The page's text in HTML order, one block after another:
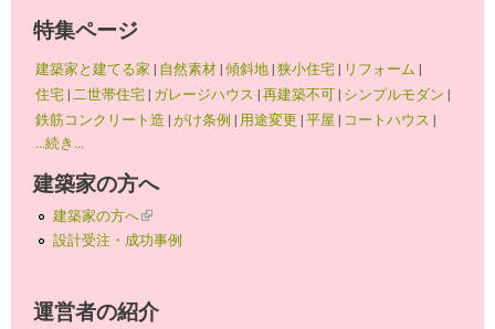
特集ページ
建築家と建てる家 | 自然素材|傾斜地|狭小住宅| リフォーム |
住宅|二世帯住宅| ガレージハウス |再建築不可| シンプルモダン |
鉄筋コンクリート造 |がけ条例 | 用途変更 |平屋 | コートハウス |
...続き...
建築家の方へ
建築家の方へ(link is external)
設計受注・成功事例
運営者の紹介